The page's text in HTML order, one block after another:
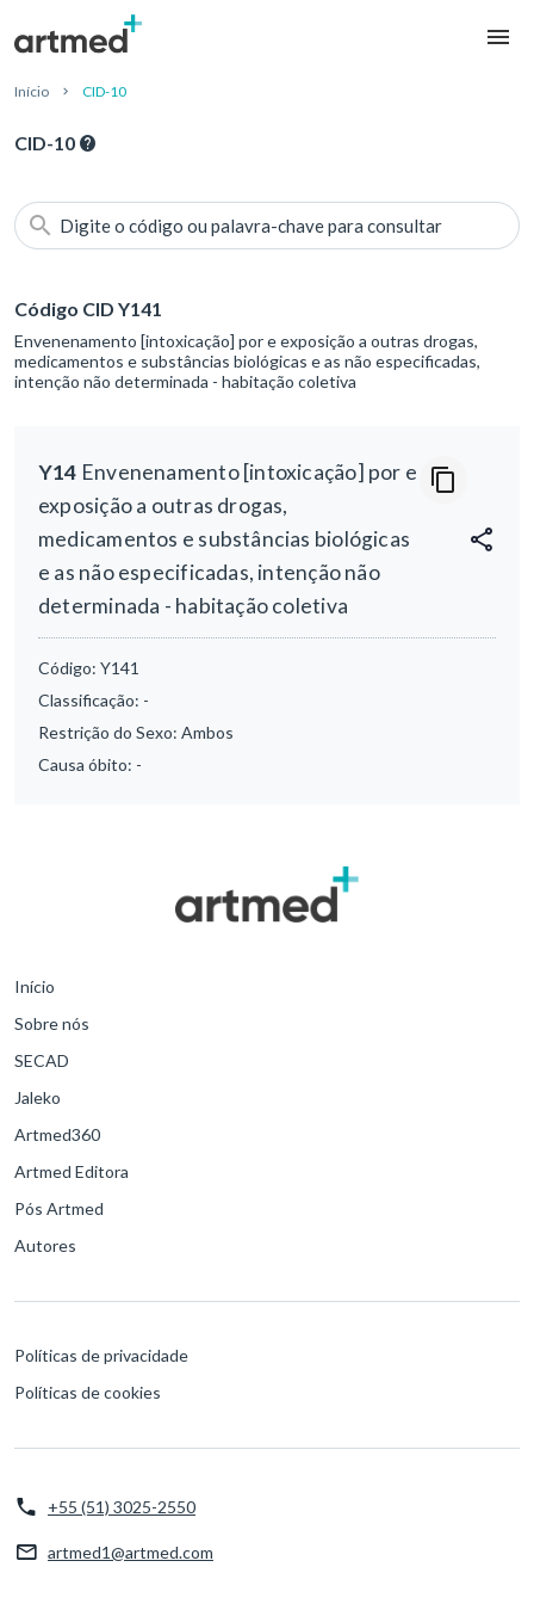
Início CID-10
CID-10
Digite o código ou palavra-chave para consultar
Código CID Y141
Envenenamento [intoxicação] por e exposição a outras drogas,
medicamentos e substâncias biológicas e as não especificadas,
intenção não determinada - habitação coletiva
Y14 Envenenamento [intoxicação] por e
exposição a outras drogas,
medicamentos e substâncias biológicas
e as não especificadas, intenção não
determinada - habitação coletiva
Código: Y141
Classificação: -
Restrição do Sexo: Ambos
Causa óbito: -
Início
Sobre nós
SECAD
Jaleko
Artmed360
Artmed Editora
Pós Artmed
Autores
Políticas de privacidade
Políticas de cookies
+55 (51) 3025-2550
artmed1@artmed.com